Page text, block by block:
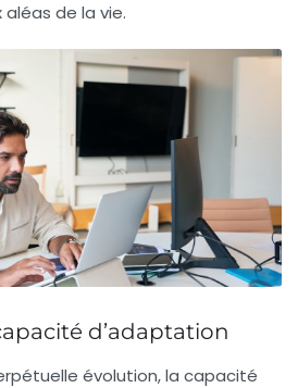
aléas de la vie.
d’adaptation
évolution, la capacité